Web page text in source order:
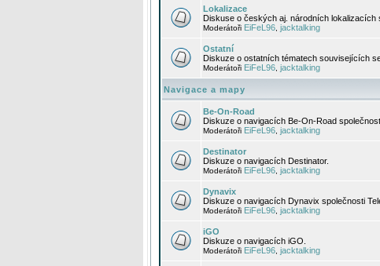
Lokalizace
Diskuse o českých aj. národních lokalizacích
Moderátoři EiFeL96 jacktalking
Ostatní
Diskuze o ostatních tématech souvisejících
Moderátoři EiFeL96 jacktalking
Navigace a mapy
Be-On-Road
Diskuze o navigacích Be-On-Road
Moderátoři EiFeL96 jacktalking
Destinator
Diskuze o navigacích Destinator.
Moderátoři EiFeL96 jacktalking
Dynavix
Diskuze o navigacích Dynavix společnosti
Moderátoři EiFeL96 jacktalking
iGO
Diskuze o navigacích iGO.
Moderátoři EiFeL96 jacktalking